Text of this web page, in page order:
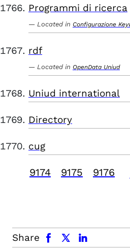
Programmi di ricerca
Located in Configurazione
rdf
Located in OpenData Uniud
Uniud international
Directory
cug
9174 9175 9176
Share
facebook x.com linkedin